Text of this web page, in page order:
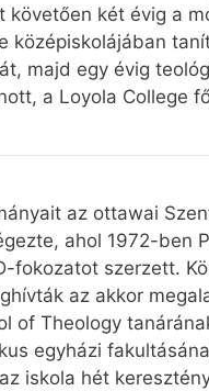
követően két évig a
középiskolájában
majd egy évig
a Loyola College
az ottawai
ahol 1972-ben
fokozatot szerzett.
az akkor
of Theology
egyházi
iskola hét